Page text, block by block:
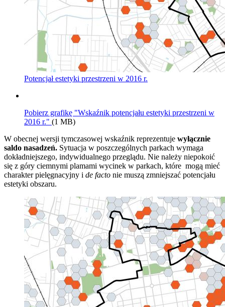
Potencjał estetyki przestrzeni w 2016 r.
Pobierz grafikę "Wskaźnik potencjału estetyki przestrzeni w
2016 r." (1 MB)
W obecnej wersji tymczasowej wskaźnik reprezentuje wyłącznie
saldo nasadzeń. Sytuacja w poszczególnych parkach wymaga
dokładniejszego, indywidualnego przeglądu. Nie należy niepokoić
się z góry ciemnymi plamami wycinek w parkach, które mogą mieć
charakter pielęgnacyjny i de facto nie muszą zmniejszać potencjału
estetyki obszaru.